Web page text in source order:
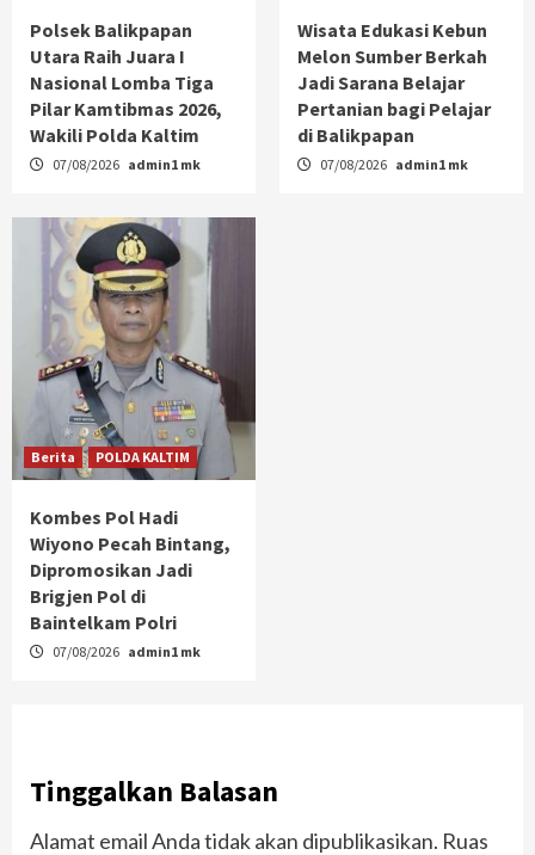
Polsek Balikpapan
Utara Raih Juara I
Nasional Lomba Tiga
Pilar Kamtibmas 2026,
Wakili Polda Kaltim
07/08/2026 admin1 mk
Wisata Edukasi Kebun
Melon Sumber Berkah
Jadi Sarana Belajar
Pertanian bagi Pelajar
di Balikpapan
07/08/2026 admin1 mk
Berita POLDA KALTIM
Kombes Pol Hadi
Wiyono Pecah Bintang,
Dipromosikan Jadi
Brigjen Pol di
Baintelkam Polri
07/08/2026 admin1 mk
Tinggalkan Balasan
Alamat email Anda tidak akan dipublikasikan. Ruas